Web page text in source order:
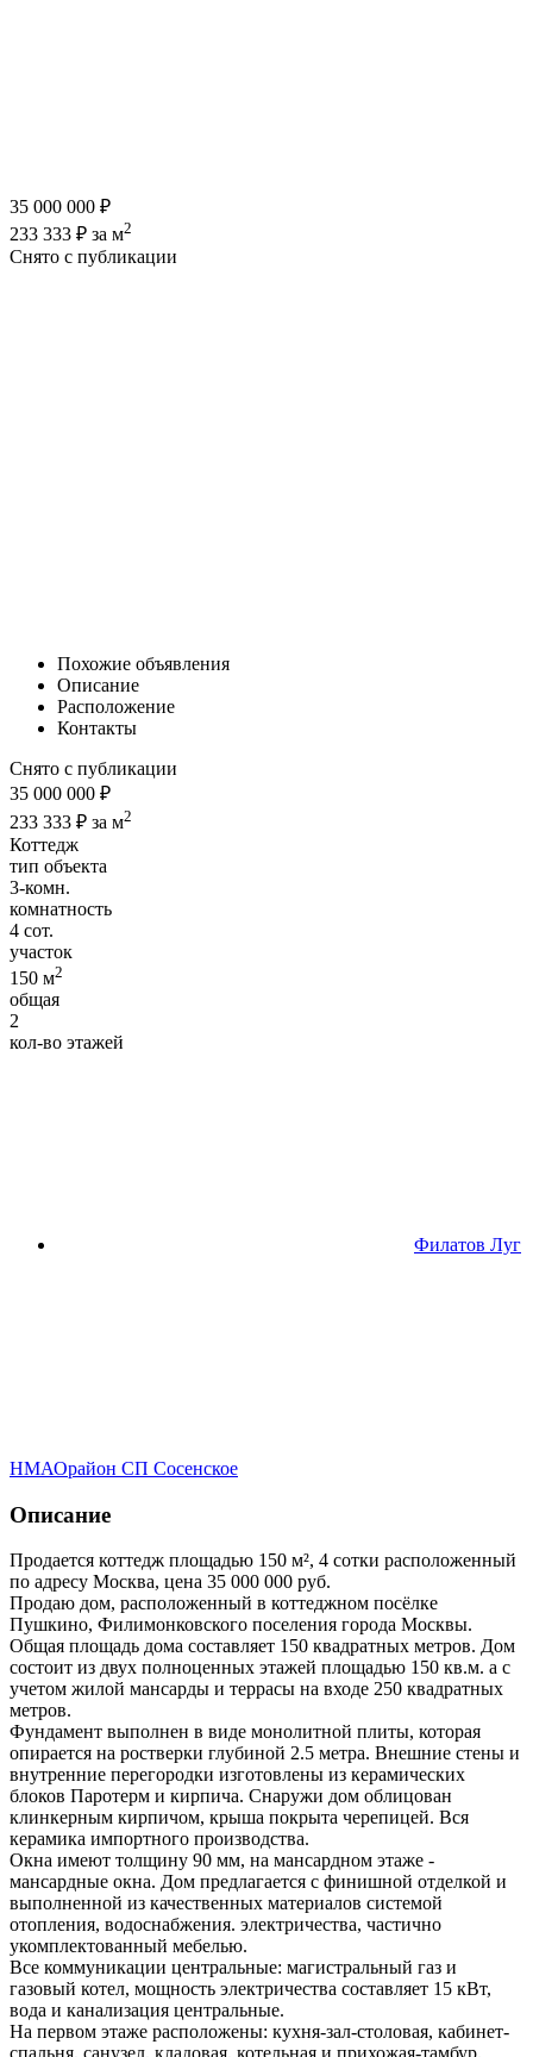
35 000 000 ₽
233 333 ₽ за м2
Снято с публикации
Похожие объявления
Описание
Расположение
Контакты
Снято с публикации
35 000 000 ₽
233 333 ₽ за м2
Коттедж
тип объекта
3-комн.
комнатность
4 сот.
участок
150 м2
общая
2
кол-во этажей
Филатов Луг
НМАОрайон СП Сосенское
Описание
Продается коттедж площадью 150 м², 4 сотки расположенный
по адресу Москва, цена 35 000 000 руб.
Продаю дом, расположенный в коттеджном посёлке
Пушкино, Филимонковского поселения города Москвы.
Общая площадь дома составляет 150 квадратных метров. Дом
состоит из двух полноценных этажей площадью 150 кв.м. а с
учетом жилой мансарды и террасы на входе 250 квадратных
метров.
Фундамент выполнен в виде монолитной плиты, которая
опирается на ростверки глубиной 2.5 метра. Внешние стены и
внутренние перегородки изготовлены из керамических
блоков Паротерм и кирпича. Снаружи дом облицован
клинкерным кирпичом, крыша покрыта черепицей. Вся
керамика импортного производства.
Окна имеют толщину 90 мм, на мансардном этаже -
мансардные окна. Дом предлагается с финишной отделкой и
выполненной из качественных материалов системой
отопления, водоснабжения. электричества, частично
укомплектованный мебелью.
Все коммуникации центральные: магистральный газ и
газовый котел, мощность электричества составляет 15 кВт,
вода и канализация центральные.
На первом этаже расположены: кухня-зал-столовая, кабинет-